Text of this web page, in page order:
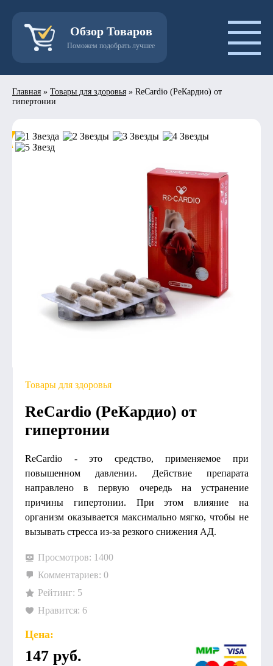
Обзор Товаров
Поможем подобрать лучшее
Главная » Товары для здоровья » ReCardio (РеКардио) от
гипертонии
- 50%
Товары для здоровья
ReCardio (РеКардио) от
гипертонии
ReCardio - это средство, применяемое при
повышенном давлении. Действие препарата
направлено в первую очередь на устранение
причины гипертонии. При этом влияние на
организм оказывается максимально мягко, чтобы не
вызывать стресса из-за резкого снижения АД.
Просмотров: 1400
Комментариев: 0
Рейтинг: 5
Нравится: 6
Цена:
147 руб.